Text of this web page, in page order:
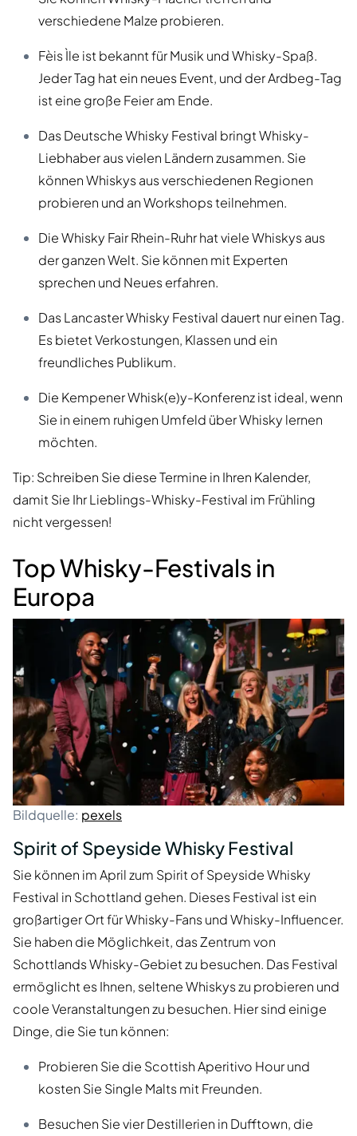
verschiedene Malze probieren.
Fèis Ìle ist bekannt für Musik und Whisky-Spaß.
Jeder Tag hat ein neues Event, und der Ardbeg-Tag
ist eine große Feier am Ende.
Das Deutsche Whisky Festival bringt Whisky-
Liebhaber aus vielen Ländern zusammen. Sie
können Whiskys aus verschiedenen Regionen
probieren und an Workshops teilnehmen.
Die Whisky Fair Rhein-Ruhr hat viele Whiskys aus
der ganzen Welt. Sie können mit Experten
sprechen und Neues erfahren.
Das Lancaster Whisky Festival dauert nur einen Tag.
Es bietet Verkostungen, Klassen und ein
freundliches Publikum.
Die Kempener Whisk(e)y-Konferenz ist ideal, wenn
Sie in einem ruhigen Umfeld über Whisky lernen
möchten.
Tip: Schreiben Sie diese Termine in Ihren Kalender,
damit Sie Ihr Lieblings-Whisky-Festival im Frühling
nicht vergessen!
Top Whisky-Festivals in
Europa
Bildquelle: pexels
Spirit of Speyside Whisky Festival
Sie können im April zum Spirit of Speyside Whisky
Festival in Schottland gehen. Dieses Festival ist ein
großartiger Ort für Whisky-Fans und Whisky-Influencer.
Sie haben die Möglichkeit, das Zentrum von
Schottlands Whisky-Gebiet zu besuchen. Das Festival
ermöglicht es Ihnen, seltene Whiskys zu probieren und
coole Veranstaltungen zu besuchen. Hier sind einige
Dinge, die Sie tun können:
Probieren Sie die Scottish Aperitivo Hour und
kosten Sie Single Malts mit Freunden.
Besuchen Sie vier Destillerien in Dufftown, die